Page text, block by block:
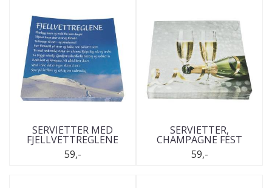
SERVIETTER MED
FJELLVETTREGLENE
59,-
SERVIETTER,
CHAMPAGNE FEST
59,-